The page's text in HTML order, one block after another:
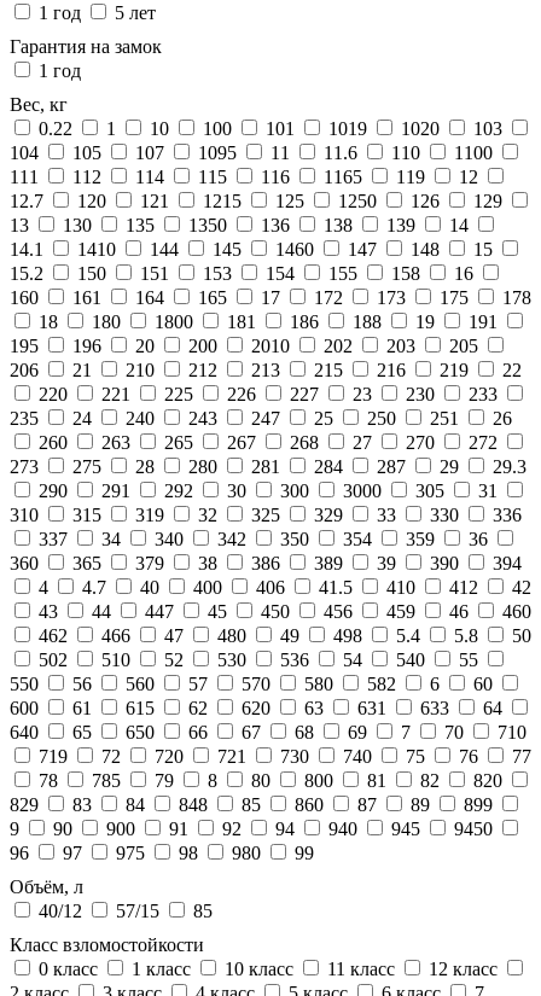
1 год
5 лет
Гарантия на замок
1 год
Вес, кг
0.22
1 10 100 101 1019 1020
103
104
105 107 1095 11 11.6 110
1100
111
112 114 115 116 1165 119
12
12.7
120 121 1215 125 1250 126
129
13
130 135 1350 136 138 139
14
14.1
1410 144 145 1460 147 148
15
15.2
150 151 153 154 155 158
16
160
161 164 165 17 172 173 175
178
18
180 1800 181 186 188 19
191
195
196 20 200 2010 202 203
205
206
21 210 212 213 215 216 219
22
220
221 225 226 227 23 230
233
235
24 240 243 247 25 250 251
26
260
263 265 267 268 27 270
272
273
275 28 280 281 284 287 29
29.3
290
291 292 30 300 3000 305
31
310
315 319 32 325 329 33 330
336
337
34 340 342 350 354 359
36
360
365 379 38 386 389 39 390
394
4
4.7 40 400 406 41.5 410 412
42
43
44 447 45 450 456 459 46
460
462
466 47 480 49 498 5.4 5.8
50
502
510 52 530 536 54 540
55
550
56 560 57 570 580 582 6
60
600
61 615 62 620 63 631 633
64
640
65 650 66 67 68 69 7 70
710
719
72 720 721 730 740 75 76
77
78
785 79 8 80 800 81 82
820
829
83 84 848 85 860 87 89
899
9
90 900 91 92 94 940 945
9450
96
97 975 98 980
99
Объём, л
40/12
57/15
85
Класс взломостойкости
0 класс
1 класс 10 класс 11 класс
12 класс